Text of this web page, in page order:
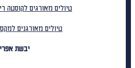
טיולים מאורגים לקוסטה
טיולים מאורגנים
יבשת